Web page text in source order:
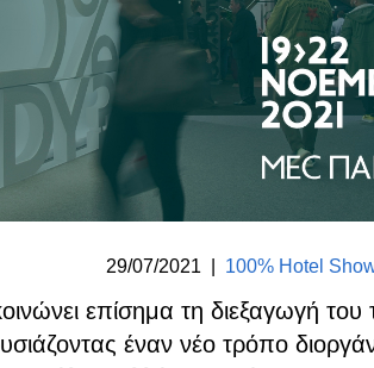
29/07/2021 100% Hotel
επίσημα τη διεξαγωγή του
έναν νέο τρόπο